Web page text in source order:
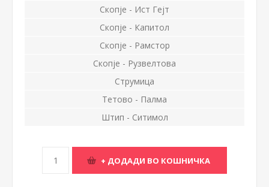
Скопје - Ист Гејт
Скопје - Капитол
Скопје - Рамстор
Скопје - Рузвелтова
Струмица
Тетово - Палма
Штип - Ситимол